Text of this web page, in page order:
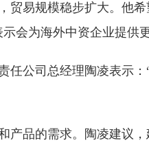
易规模稳步扩大。他
会为海外中资企业提供
公司总经理陶凌表示
品的需求。陶凌建议